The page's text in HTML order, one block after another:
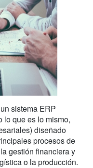
sistema ERP
lo que es lo mismo,
diseñado
procesos de
gestión financiera y
o la producción.